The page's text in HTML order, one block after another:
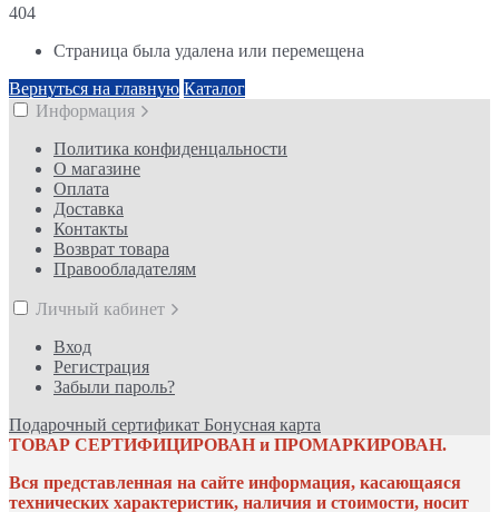
404
Страница была удалена или перемещена
Вернуться на главную Каталог
Информация
Политика конфиденцальности
О магазине
Оплата
Доставка
Контакты
Возврат товара
Правообладателям
Личный кабинет
Вход
Регистрация
Забыли пароль?
Подарочный сертификат Бонусная карта
ТОВАР СЕРТИФИЦИРОВАН и ПРОМАРКИРОВАН.
Вся представленная на сайте информация, касающаяся
технических характеристик, наличия и стоимости, носит